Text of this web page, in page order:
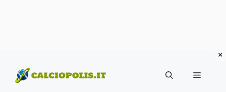
contenuto
Menu